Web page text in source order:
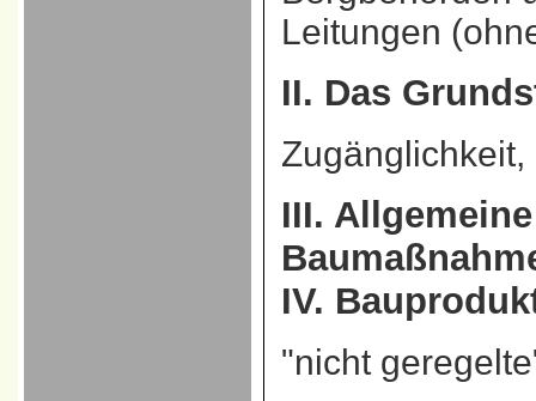
Leitungen
II. Das
III.
IV.
"nicht